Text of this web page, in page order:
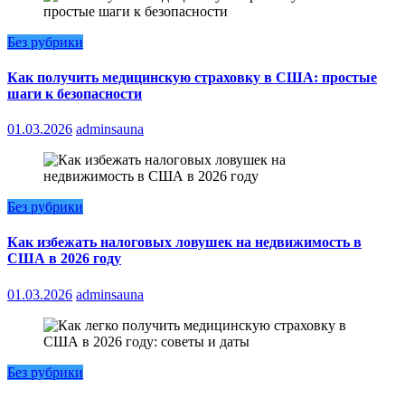
Без рубрики
Как получить медицинскую страховку в США: простые
шаги к безопасности
01.03.2026 adminsauna
Без рубрики
Как избежать налоговых ловушек на недвижимость в
США в 2026 году
01.03.2026 adminsauna
Без рубрики